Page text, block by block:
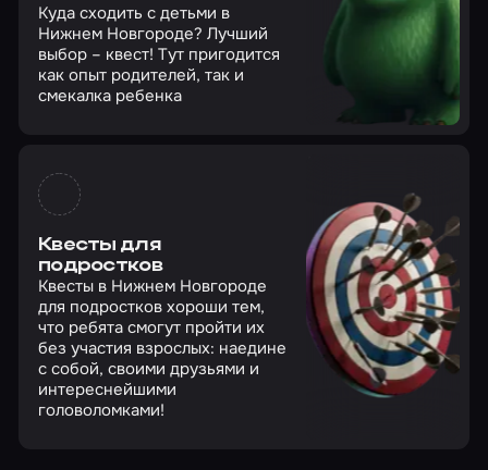
Куда сходить с детьми в
Нижнем Новгороде? Лучший
выбор – квест! Тут пригодится
как опыт родителей, так и
смекалка ребенка
Квесты для
подростков
Квесты в Нижнем Новгороде
для подростков хороши тем,
что ребята смогут пройти их
без участия взрослых: наедине
с собой, своими друзьями и
интереснейшими
головоломками!